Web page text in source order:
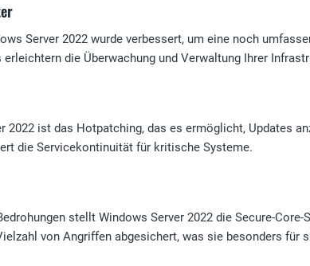
Server 2022 wurde verbessert, um eine noch
die Überwachung und Verwaltung Ihrer
2022 ist das Hotpatching, das es ermöglicht, Updates
die Servicekontinuität für kritische Systeme.
stellt Windows Server 2022 die Secure-
von Angriffen abgesichert, was sie besonders